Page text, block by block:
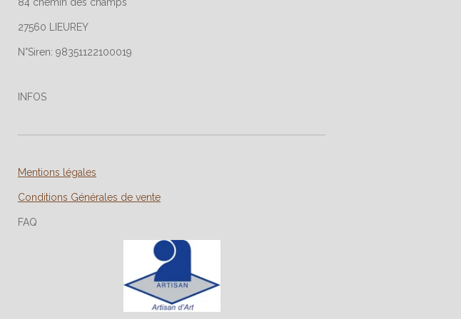
27560 LIEUREY
N°Siren: 98351122100019
INFOS
Mentions légales
Conditions Générales de vente
FAQ